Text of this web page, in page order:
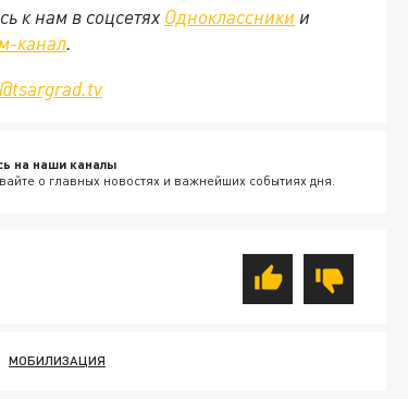
к нам в соцсетях Одноклассники и
канал.
на наши каналы
о главных новостях и важнейших событиях дня.
МОБИЛИЗАЦИЯ